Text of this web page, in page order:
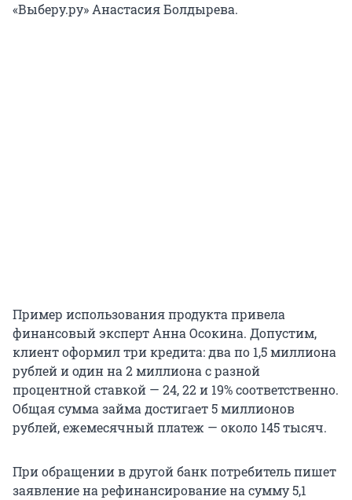
«Выберу.ру» Анастасия Болдырева.
Пример использования продукта привела
финансовый эксперт Анна Осокина. Допустим,
клиент оформил три кредита: два по 1,5 миллиона
рублей и один на 2 миллиона с разной
процентной ставкой — 24, 22 и 19% соответственно.
Общая сумма займа достигает 5 миллионов
рублей, ежемесячный платеж — около 145 тысяч.
При обращении в другой банк потребитель пишет
заявление на рефинансирование на сумму 5,1